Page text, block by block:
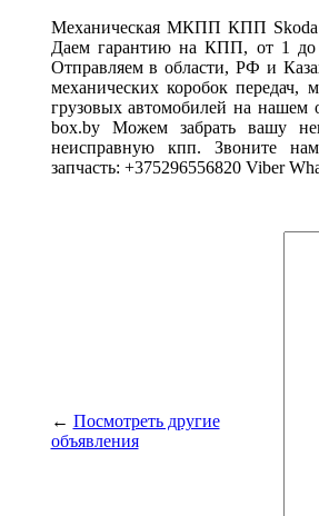
Механическая МКПП КПП Skoda
Даем гарантию на КПП, от 1 до
Отправляем в области, РФ и
механических коробок
грузовых автомобилей на нашем
box.by Можем забрать вашу
неисправную кпп. Звоните
запчасть: +375296556820 Viber
← Посмотреть другие
объявления